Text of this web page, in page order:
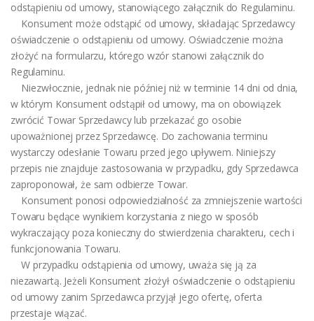
odstąpieniu od umowy, stanowiącego załącznik do Regulaminu.
Konsument może odstąpić od umowy, składając Sprzedawcy
oświadczenie o odstąpieniu od umowy. Oświadczenie można
złożyć na formularzu, którego wzór stanowi załącznik do
Regulaminu.
Niezwłocznie, jednak nie później niż w terminie 14 dni od dnia,
w którym Konsument odstąpił od umowy, ma on obowiązek
zwrócić Towar Sprzedawcy lub przekazać go osobie
upoważnionej przez Sprzedawcę. Do zachowania terminu
wystarczy odesłanie Towaru przed jego upływem. Niniejszy
przepis nie znajduje zastosowania w przypadku, gdy Sprzedawca
zaproponował, że sam odbierze Towar.
Konsument ponosi odpowiedzialność za zmniejszenie wartości
Towaru będące wynikiem korzystania z niego w sposób
wykraczający poza konieczny do stwierdzenia charakteru, cech i
funkcjonowania Towaru.
W przypadku odstąpienia od umowy, uważa się ją za
niezawartą. Jeżeli Konsument złożył oświadczenie o odstąpieniu
od umowy zanim Sprzedawca przyjął jego ofertę, oferta
przestaje wiązać.